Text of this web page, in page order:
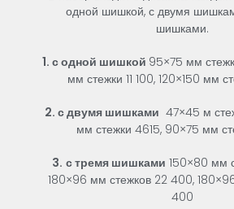
одной шишкой, с двумя
шишками.
1. с одной шишкой 95×75 мм
мм стежки 11 100, 120×150 мм
2. с двумя шишками 47×45 м
мм стежки 4615, 90×75 мм
3. с тремя шишками 150×80 мм
180×96 мм стежков 22 400,
400